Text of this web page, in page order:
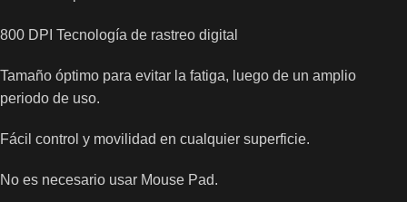
800 DPI Tecnología de rastreo digital
Tamaño óptimo para evitar la fatiga, luego de un amplio
periodo de uso.
Fácil control y movilidad en cualquier superficie.
No es necesario usar Mouse Pad.